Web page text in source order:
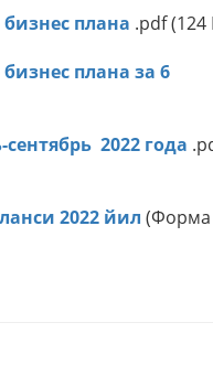
плана .pdf (124
плана за 6
2022 года
2022 йил (Форма